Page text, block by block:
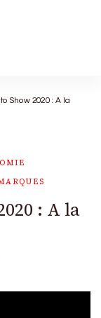
Show 2020 : A la
: A la